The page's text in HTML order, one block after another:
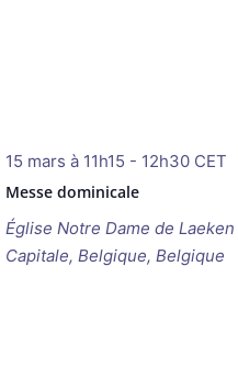
Messe dominicale
15 mars à 11h15 - 12h30 CET
Église Notre Dame de Laeken
Capitale, Belgique, Belgique